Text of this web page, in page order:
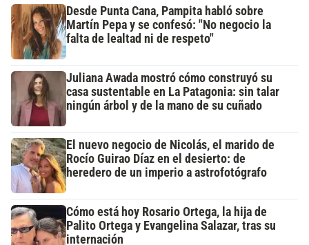
Desde Punta Cana, Pampita habló sobre
Martín Pepa y se confesó: "No negocio la
falta de lealtad ni de respeto"
Juliana Awada mostró cómo construyó su
casa sustentable en La Patagonia: sin talar
ningún árbol y de la mano de su cuñado
El nuevo negocio de Nicolás, el marido de
Rocío Guirao Díaz en el desierto: de
heredero de un imperio a astrofotógrafo
Cómo está hoy Rosario Ortega, la hija de
Palito Ortega y Evangelina Salazar, tras su
internación